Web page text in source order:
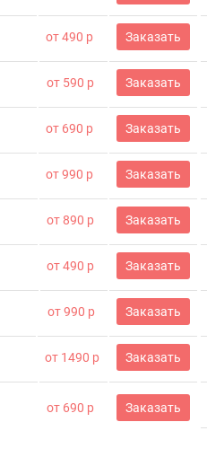
от 490 р Заказать
от 590 р Заказать
от 690 р Заказать
от 990 р Заказать
от 890 р Заказать
от 490 р Заказать
от 990 р Заказать
от 1490 р Заказать
от 690 р Заказать